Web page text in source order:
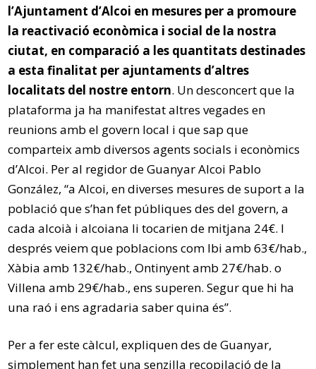
l’Ajuntament d’Alcoi en mesures per a promoure
la reactivació econòmica i social de la nostra
ciutat, en comparació a les quantitats destinades
a esta finalitat per ajuntaments d’altres
localitats del nostre entorn. Un desconcert que la
plataforma ja ha manifestat altres vegades en
reunions amb el govern local i que sap que
comparteix amb diversos agents socials i econòmics
d’Alcoi. Per al regidor de Guanyar Alcoi Pablo
González, “a Alcoi, en diverses mesures de suport a la
població que s’han fet públiques des del govern, a
cada alcoià i alcoiana li tocarien de mitjana 24€. I
després veiem que poblacions com Ibi amb 63€/hab.,
Xàbia amb 132€/hab., Ontinyent amb 27€/hab. o
Villena amb 29€/hab., ens superen. Segur que hi ha
una raó i ens agradaria saber quina és”.
Per a fer este càlcul, expliquen des de Guanyar,
simplement han fet una senzilla recopilació de la